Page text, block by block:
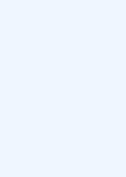
themes/wp-hajime2021/
themes/wp-
content/themes/wp-